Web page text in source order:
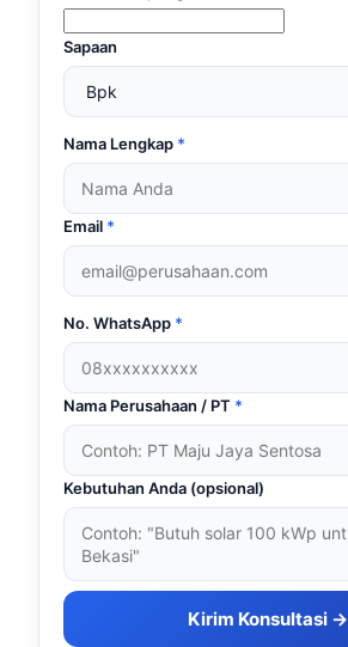
Sapaan
Nama Lengkap *
Email *
No. WhatsApp *
Nama Perusahaan / PT *
Kebutuhan Anda (opsional)
Kirim Konsultasi →